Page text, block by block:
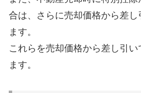
合は、さらに売却価格から差し
ます。
これらを売却価格から差し引
ます。